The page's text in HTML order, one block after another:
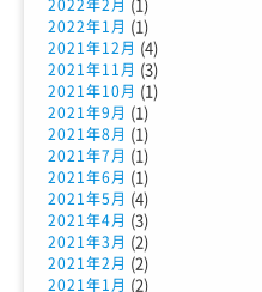
2022年2月
2022年1月 (1)
2021年12月 (4)
2021年11月 (3)
2021年10月 (1)
2021年9月 (1)
2021年8月 (1)
2021年7月 (1)
2021年6月 (1)
2021年5月 (4)
2021年4月 (3)
2021年3月 (2)
2021年2月 (2)
2021年1月 (2)